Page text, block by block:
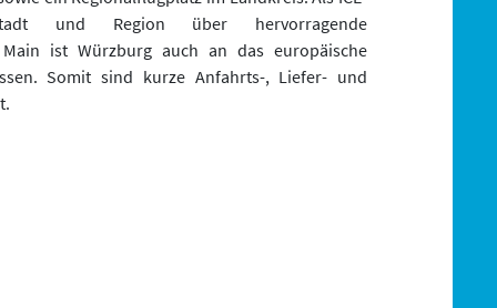
und Region über hervorragende
ist Würzburg auch an das europäische
Somit sind kurze Anfahrts-, Liefer- und